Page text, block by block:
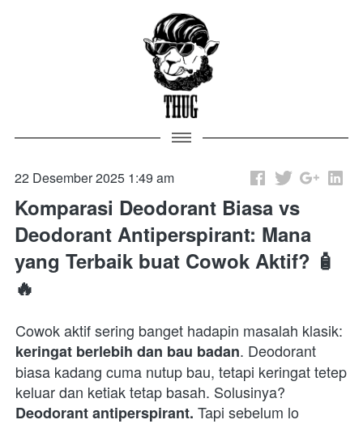
22 Desember 2025 1:49 am
Komparasi Deodorant Biasa vs
Deodorant Antiperspirant: Mana
yang Terbaik buat Cowok Aktif? 🧴
🔥
keringat berlebih dan bau badan. Deodorant
biasa kadang cuma nutup bau, tetapi keringat tetep
Deodorant antiperspirant. Tapi sebelum lo